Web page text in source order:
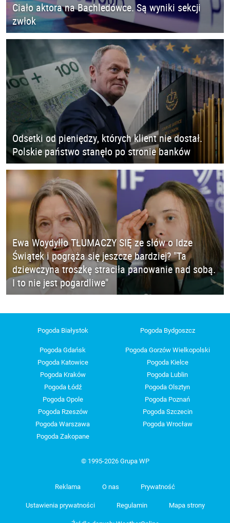
Ciało aktora na Bachledówce. Są wyniki sekcji
zwłok
Odsetki od pieniędzy, których klient nie dostał.
Polskie państwo stanęło po stronie banków
Ewa Woydyłło TŁUMACZY SIĘ ze słów o Idze
Świątek i pogrąża się jeszcze bardziej? "Ta
dziewczyna troszkę straciła panowanie nad sobą.
I to nie jest pogardliwe"
Pogoda Białystok Pogoda Bydgoszcz
Pogoda Gdańsk
Pogoda Gorzów Wielkopolski
Pogoda Katowice
Pogoda Kielce
Pogoda Kraków
Pogoda Lublin
Pogoda Łódź
Pogoda Olsztyn
Pogoda Opole
Pogoda Poznań
Pogoda Rzeszów
Pogoda Szczecin
Pogoda Warszawa
Pogoda Wrocław
Pogoda Zakopane
© 1995-2026 Grupa WP
Reklama O nas Prywatność
Ustawienia prywatności Regulamin Mapa strony